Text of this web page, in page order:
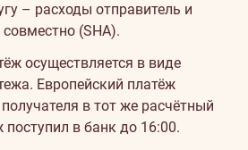
– расходы отправитель и
совместно (SHA).
осуществляется в виде
Европейский платёж
в тот же расчётный
поступил в банк до 16:00.